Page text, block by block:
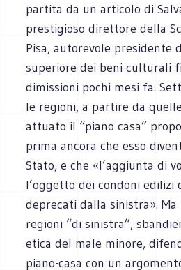
partita da un articolo di
prestigioso direttore della
Pisa, autorevole presidente
superiore dei beni culturali
dimissioni pochi mesi fa.
le regioni, a partire da
attuato il “piano casa”
prima ancora che esso
Stato, e che «l’aggiunta di
l’oggetto dei condoni edilizi
deprecati dalla sinistra». Ma
regioni “di sinistra”,
etica del male minore,
piano-casa con un